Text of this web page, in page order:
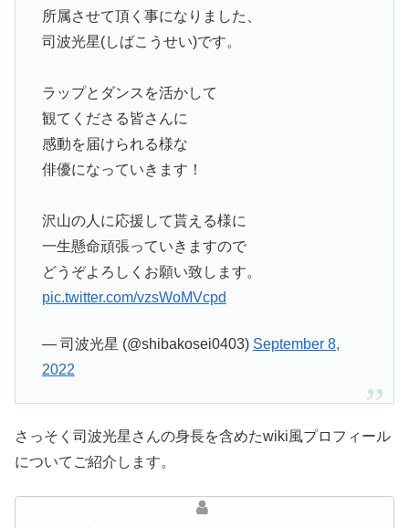
所属させて頂く事になりました、
司波光星(しばこうせい)です。
ラップとダンスを活かして
観てくださる皆さんに
感動を届けられる様な
俳優になっていきます！
沢山の人に応援して貰える様に
一生懸命頑張っていきますので
どうぞよろしくお願い致します。
pic.twitter.com/vzsWoMVcpd
— 司波光星 (@shibakosei0403) September 8,
2022
さっそく司波光星さんの身長を含めたwiki風プロフィール
についてご紹介します。